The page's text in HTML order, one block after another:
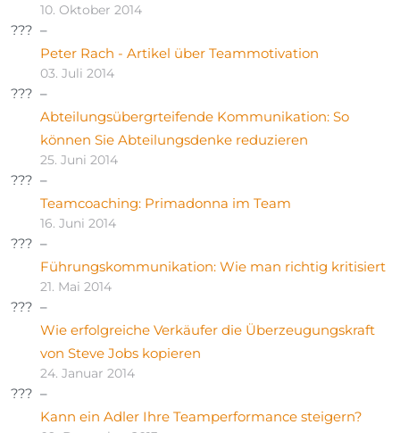
10. Oktober 2014
Peter Rach - Artikel über Teammotivation
03. Juli 2014
Abteilungsübergrteifende Kommunikation: So
können Sie Abteilungsdenke reduzieren
25. Juni 2014
Teamcoaching: Primadonna im Team
16. Juni 2014
Führungskommunikation: Wie man richtig kritisiert
21. Mai 2014
Wie erfolgreiche Verkäufer die Überzeugungskraft
von Steve Jobs kopieren
24. Januar 2014
Kann ein Adler Ihre Teamperformance steigern?